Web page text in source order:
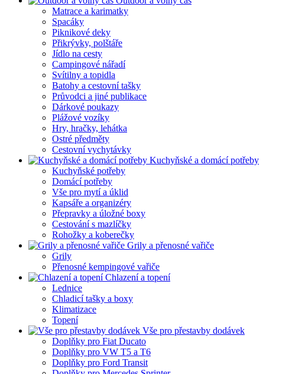
Matrace a karimatky
Spacáky
Piknikové deky
Přikrývky, polštáře
Jídlo na cesty
Campingové nářadí
Svítilny a topidla
Batohy a cestovní tašky
Průvodci a jiné publikace
Dárkové poukazy
Plážové vozíky
Hry, hračky, lehátka
Ostré předměty
Cestovní vychytávky
Kuchyňské a domácí potřeby
Kuchyňské potřeby
Domácí potřeby
Vše pro mytí a úklid
Kapsáře a organizéry
Přepravky a úložné boxy
Cestování s mazlíčky
Rohožky a koberečky
Grily a přenosné vařiče
Grily
Přenosné kempingové vařiče
Chlazení a topení
Lednice
Chladicí tašky a boxy
Klimatizace
Topení
Vše pro přestavby dodávek
Doplňky pro Fiat Ducato
Doplňky pro VW T5 a T6
Doplňky pro Ford Transit